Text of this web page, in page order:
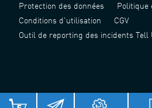
Protection des données
Politique
Conditions d'utilisation
CGV
Outil de reporting des incidents Tell
津 ICP 备 2022006124 号 - 1 津公网安